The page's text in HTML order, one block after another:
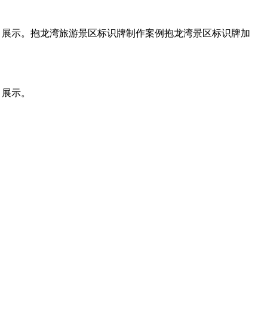
示。抱龙湾旅游景区标识牌制作案例抱龙湾景区标识牌加
示。